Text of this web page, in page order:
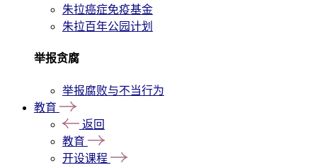
朱拉癌症免疫基金
朱拉百年公园计划
举报贪腐
举报腐败与不当行为
教育
返回
教育
开设课程